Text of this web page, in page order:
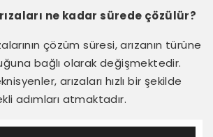
ne kadar sürede çözülür?
çözüm süresi, arızanın türüne
bağlı olarak değişmektedir.
arızaları hızlı bir şekilde
adımları atmaktadır.